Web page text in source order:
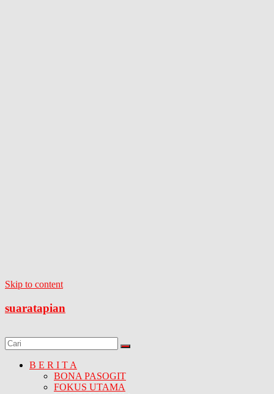
Skip to content
suaratapian
B E R I T A
BONA PASOGIT
FOKUS UTAMA